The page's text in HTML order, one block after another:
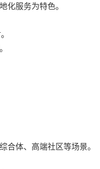
化服务为特色。
合体、高端社区等场景。